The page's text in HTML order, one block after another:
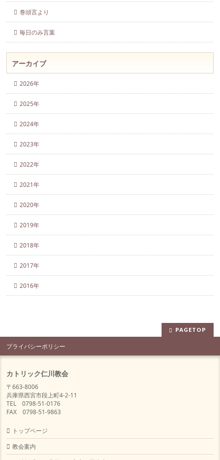
巻頭言より
毎日のみ言葉
アーカイブ
2026年
2025年
2024年
2023年
2022年
2021年
2020年
2019年
2018年
2017年
2016年
PAGETOP
プライバシーポリシー
カトリック仁川教会
〒663-8006
兵庫県西宮市段上町4-2-11
TEL 0798-51-0176
FAX 0798-51-9863
トップページ
教会案内